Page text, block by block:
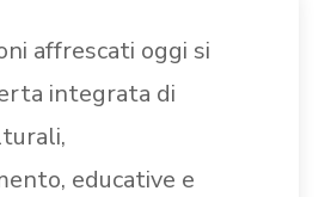
affrescati oggi si
integrata di
educative e